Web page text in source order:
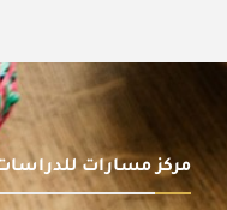
مركز مسارات للدراسات